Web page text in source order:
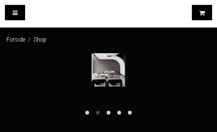
Forside / Shop